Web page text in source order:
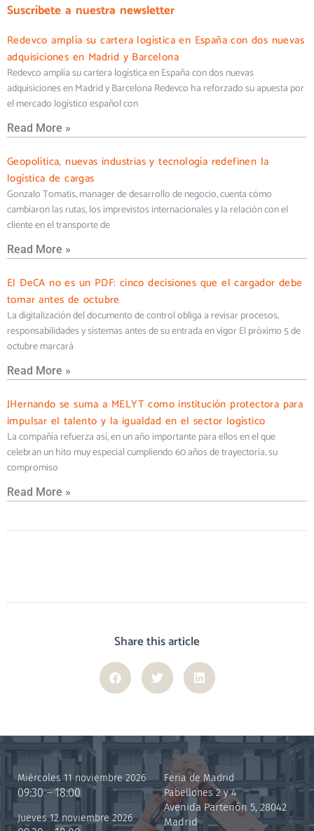
Suscríbete a nuestra newsletter
Redevco amplía su cartera logística en España con dos nuevas
adquisiciones en Madrid y Barcelona
Redevco amplía su cartera logística en España con dos nuevas
adquisiciones en Madrid y Barcelona Redevco ha reforzado su apuesta por
el mercado logístico español con
Read More »
Geopolítica, nuevas industrias y tecnología redefinen la
logística de cargas
Gonzalo Tomatis, manager de desarrollo de negocio, cuenta cómo
cambiaron las rutas, los imprevistos internacionales y la relación con el
cliente en el transporte de
Read More »
El DeCA no es un PDF: cinco decisiones que el cargador debe
tomar antes de octubre
La digitalización del documento de control obliga a revisar procesos,
responsabilidades y sistemas antes de su entrada en vigor El próximo 5 de
octubre marcará
Read More »
JHernando se suma a MELYT como institución protectora para
impulsar el talento y la igualdad en el sector logístico
La compañía refuerza así, en un año importante para ellos en el que
celebran un hito muy especial cumpliendo 60 años de trayectoria, su
compromiso
Read More »
Share this article
Miércoles 11 noviembre 2026
09:30 – 18:00
Jueves 12 noviembre 2026
Feria de Madrid
Pabellones 2 y 4
Avenida Partenón 5, 28042
Madrid